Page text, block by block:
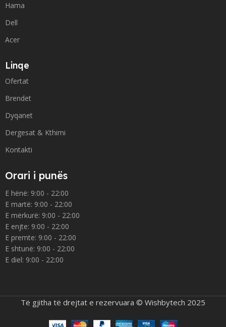
Hama
Dell
Acer
Linqe
Ofertat
Brendet
Dyqanet
Dergesat & Kthimi
Kontakti
Orari i punës
E hënë: 9:00 - 22:00
E martë: 9:00 - 22:00
E mërkurë: 9:00 - 22:00
E enjte: 9:00 - 22:00
E premte: 9:00 - 22:00
E shtunë: 9:00 - 22:00
E diel: 9:00 - 22:00
Të gjitha të drejtat e rezervuara © Wishbytech 2025